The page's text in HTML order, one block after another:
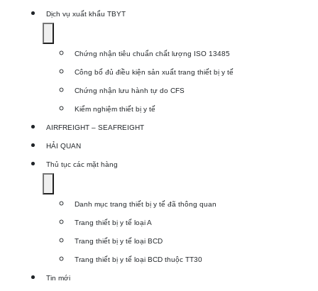
Dịch vụ xuất khẩu TBYT
submenu
TBYT
Chứng nhận tiêu chuẩn chất lượng ISO 13485
Công bố đủ điều kiện sản xuất trang thiết bị y tế
Chứng nhận lưu hành tự do CFS
Kiểm nghiệm thiết bị y tế
AIRFREIGHT – SEAFREIGHT
HẢI QUAN
Thủ tục các mặt hàng
submenuDanh mục trang thiết bị y tế đã thông quan
Trang thiết bị y tế loại A
Trang thiết bị y tế loại BCD
Trang thiết bị y tế loại BCD thuộc TT30
Tin mới